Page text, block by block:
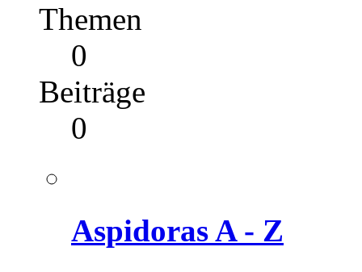
Themen
0
Beiträge
0
Aspidoras A - Z